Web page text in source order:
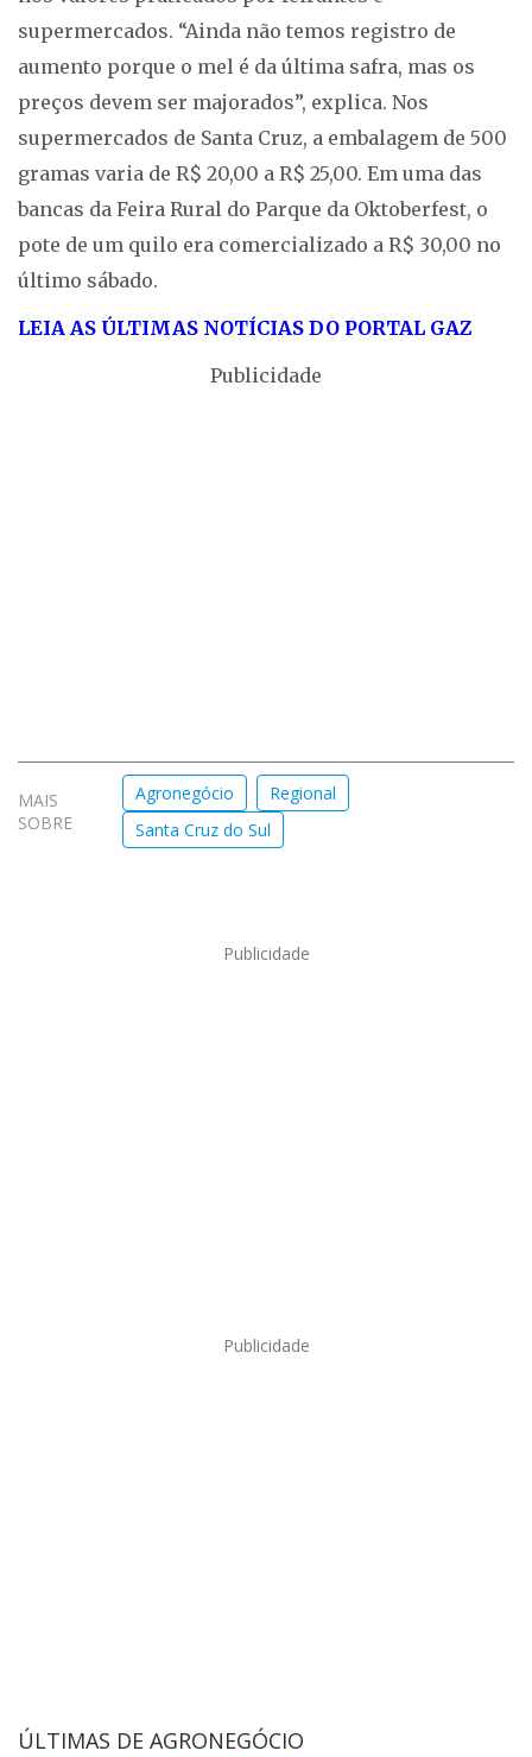
supermercados. “Ainda não temos registro de
aumento porque o mel é da última safra, mas os
preços devem ser majorados”, explica. Nos
supermercados de Santa Cruz, a embalagem de 500
gramas varia de R$ 20,00 a R$ 25,00. Em uma das
bancas da Feira Rural do Parque da Oktoberfest, o
pote de um quilo era comercializado a R$ 30,00 no
último sábado.
LEIA AS ÚLTIMAS NOTÍCIAS DO PORTAL GAZ
Publicidade
MAIS
SOBRE
Agronegócio
Regional
Santa Cruz do Sul
Publicidade
Publicidade
ÚLTIMAS DE AGRONEGÓCIO